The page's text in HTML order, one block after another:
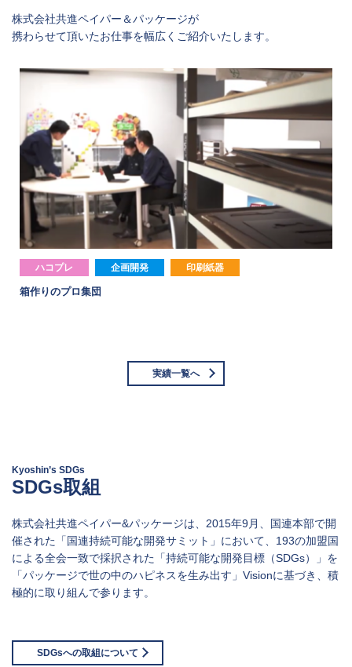
株式会社共進ペイパー＆パッケージが
携わらせて頂いたお仕事を幅広くご紹介いたします。
ハコプレ 企画開発 印刷紙器
箱作りのプロ集団
実績一覧へ
Kyoshin’s SDGs
SDGs取組
株式会社共進ペイパー&パッケージは、2015年9月、国連本部で開
催された「国連持続可能な開発サミット」において、193の加盟国
による全会一致で採択された「持続可能な開発目標（SDGs）」を
「パッケージで世の中のハピネスを生み出す」Visionに基づき、積
極的に取り組んで参ります。
SDGsへの取組について